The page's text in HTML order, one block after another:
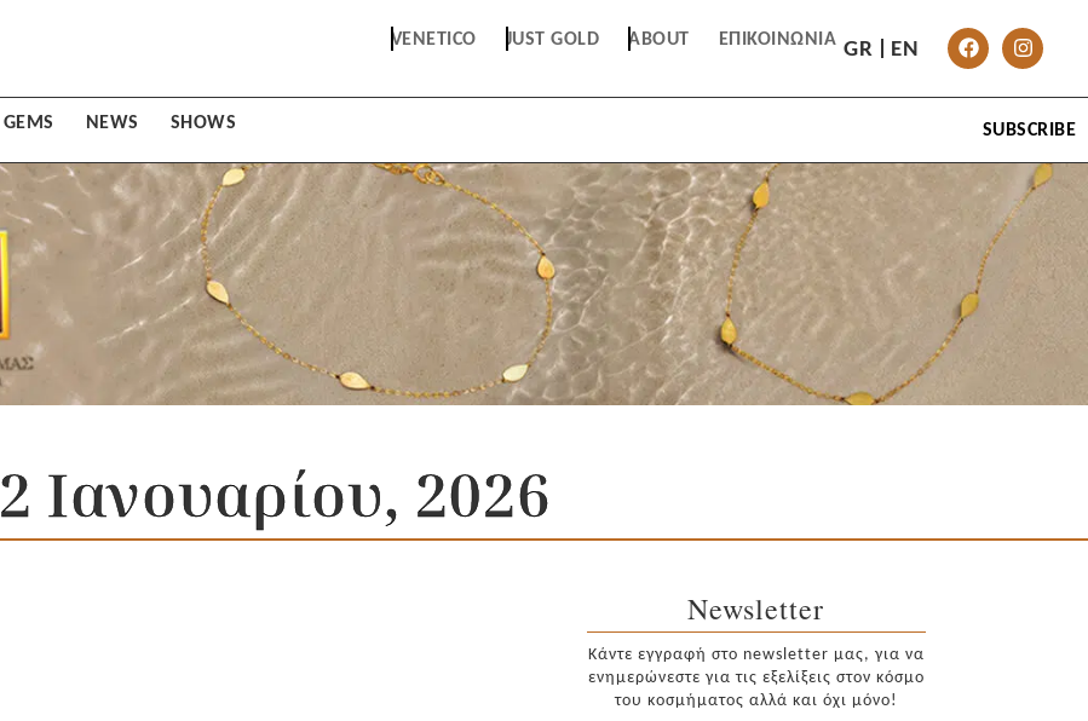
VENETICO JUST GOLD ABOUT ΕΠΙΚΟΙΝΩΝΊΑ GR EN
GEMS NEWS SHOWS SUBSCRIBE
2 Ιανουαρίου, 2026
Newsletter
Κάντε εγγραφή στο newsletter μας, για να
ενημερώνεστε για τις εξελίξεις στον κόσμο
του κοσμήματος αλλά και όχι μόνο!